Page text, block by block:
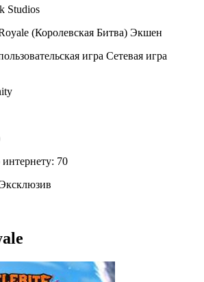
Studios
(Королевская Битва) Экшен
игра Сетевая игра
70